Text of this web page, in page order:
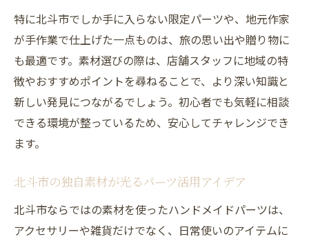
特に北斗市でしか手に入らない限定パーツや、地元作家
が手作業で仕上げた一点ものは、旅の思い出や贈り物に
も最適です。素材選びの際は、店舗スタッフに地域の特
徴やおすすめポイントを尋ねることで、より深い知識と
新しい発見につながるでしょう。初心者でも気軽に相談
できる環境が整っているため、安心してチャレンジでき
ます。
北斗市の独自素材が光るパーツ活用アイデア
北斗市ならではの素材を使ったハンドメイドパーツは、
アクセサリーや雑貨だけでなく、日常使いのアイテムに